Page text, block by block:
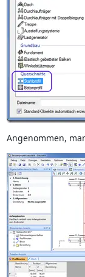
Angenommen,